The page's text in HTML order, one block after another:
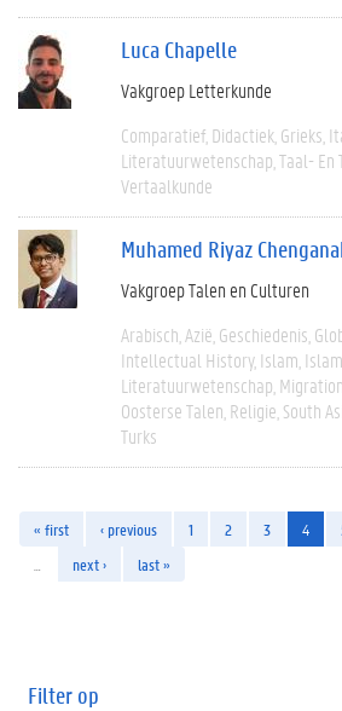
Luca Chapelle
Vakgroep Letterkunde
Comparatief Didactiek Grieks
Literatuurwetenschap Taal- En
Vertaalkunde
Muhamed Riyaz
Vakgroep Talen en Culturen
Arabisch Azië Geschiedenis
Intellectual History Islam
Literatuurwetenschap
Oosterse Talen Religie South
Turks
« first ‹ previous 1 2 3 4
next › last »
Filter op